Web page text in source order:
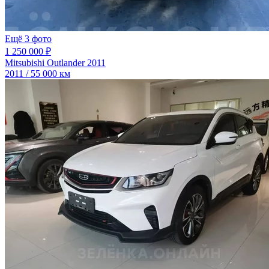
Ещё 3 фото
1 250 000 ₽
Mitsubishi Outlander 2011
2011 / 55 000 км